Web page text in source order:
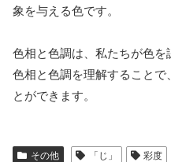
象を与える色です。
色相と色調は、私たちが色を
色相と色調を理解することで
とができます。
その他 「じ」 彩度